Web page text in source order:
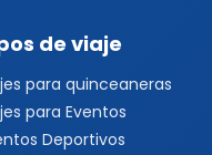
de viaje
para quinceaneras
para Eventos
Deportivos